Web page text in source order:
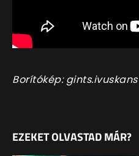
Borítókép:
EZEKET OLVASTAD MÁR?